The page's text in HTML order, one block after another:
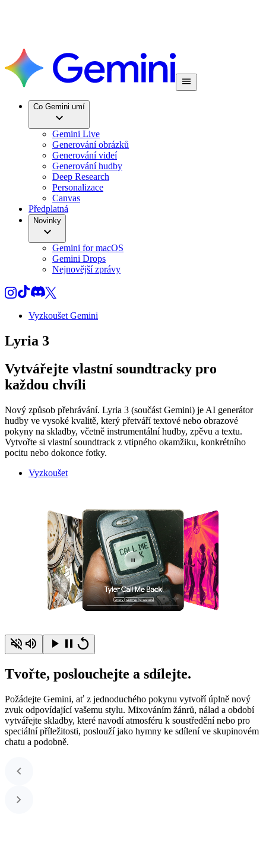
Co Gemini umí
Gemini Live
Generování obrázků
Generování videí
Generování hudby
Deep Research
Personalizace
Canvas
Předplatná
Novinky
Gemini for macOS
Gemini Drops
Nejnovější zprávy
Vyzkoušet Gemini
Lyria 3
Vytvářejte vlastní soundtracky pro
každou chvíli
Nový způsob přehrávání. Lyria 3 (součást Gemini) je AI generátor
hudby ve vysoké kvalitě, který přetváří textové nebo obrazové
pokyny na skladby, včetně instrumentální hudby, zpěvu a textu.
Vytvořte si vlastní soundtrack z vtipného okamžiku, konkrétního
pocitu nebo dokonce fotky.
Vyzkoušet
Tvořte, poslouchejte a sdílejte.
Požádejte Gemini, ať z jednoduchého pokynu vytvoří úplně nový
zvuk odpovídající vašemu stylu. Mixováním žánrů, nálad a období
vytvářejte skladby, které navodí atmosféru k soustředění nebo pro
speciální příležitosti, poslouží jako hymny ke sdílení ve skupinovém
chatu a podobně.